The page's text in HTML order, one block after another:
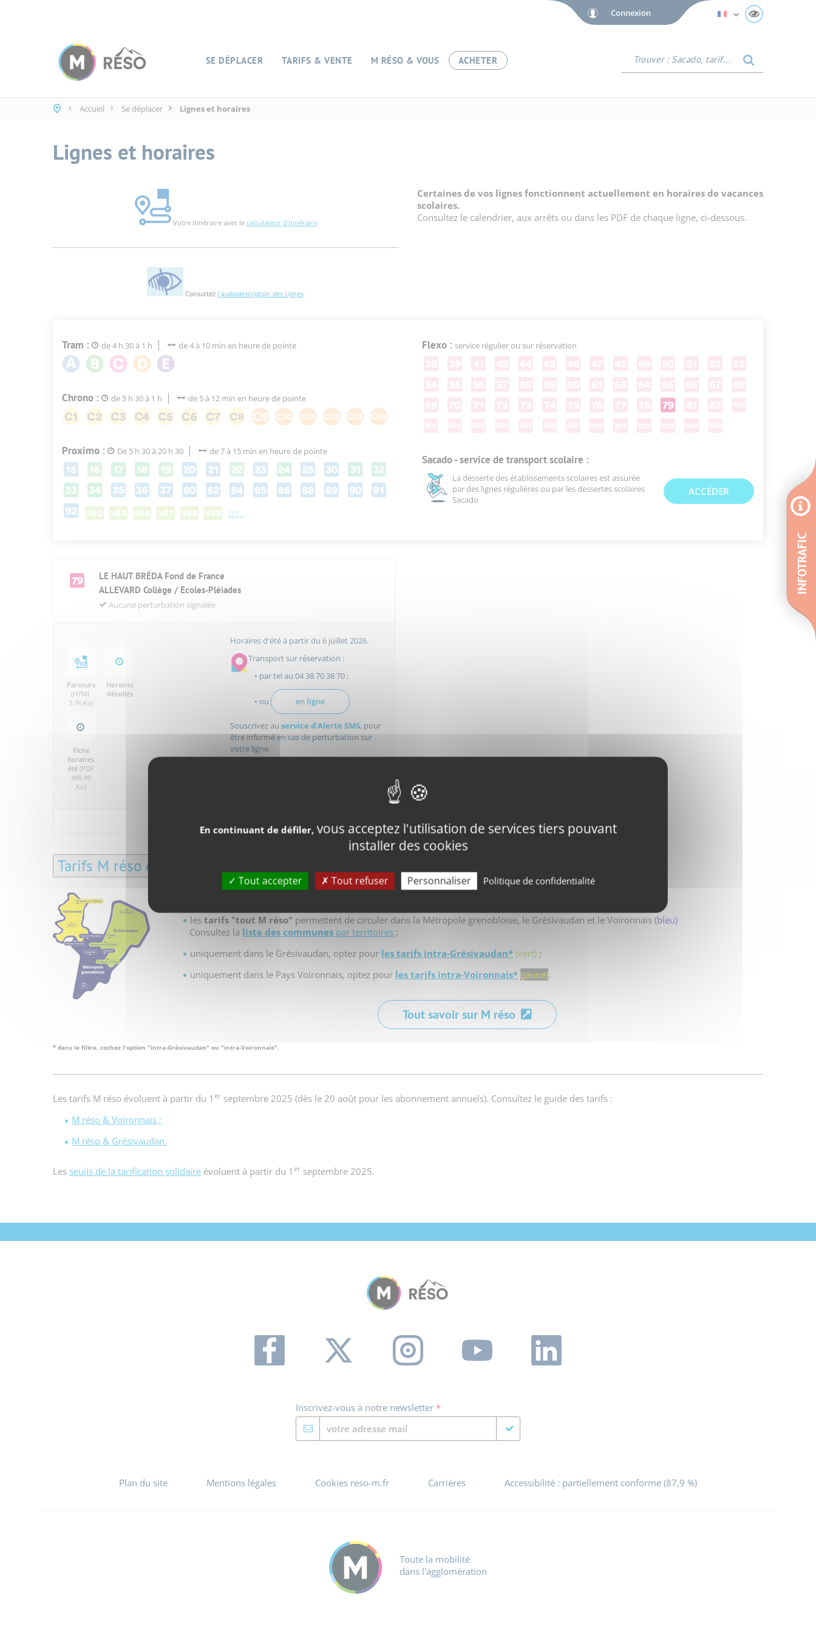
Connexion Afficher
SE DÉPLACER TARIFS & VENTE M RÉSO & VOUS ACHETER
Sacado,
INFOTRAFIC
Accueil Se déplacer Lignes et horaires
Lignes et horaires
Votre itinéraire avec le calculateur d'itinéraire
Consultez l'audiodescription des lignes.
Certaines de vos lignes fonctionnent actuellement en horaires de vacances
scolaires.
Consultez le calendrier, aux arrêts ou dans les PDF de chaque ligne, ci-dessous.
Tram : de 4 h 30 à 1 h de 4 à 10 min en heure de pointe
Chrono : de 5 h 30 à 1 h de 5 à 12 min en heure de pointe
Proximo : De 5 h 30 à 20 h 30 de 7 à 15 min en heure de pointe
Flexo : service régulier ou sur réservation
Sacado - service de transport scolaire :
La desserte des établissements scolaires est assurée
par des lignes régulières ou par les dessertes scolaires
Sacado
ACCÉDER
LE HAUT BRÉDA Fond de France
ALLEVARD Collège / Ecoles-Pléiades
Aucune perturbation signalée
Parcours
(HTML
3.76 Ko)
Horaires
détaillés
Fiche
horaires
été (PDF
488.49
Ko)
Horaires d'été à partir du 6 juillet 2026.
Transport sur réservation :
• par tel au 04 38 70 38 70 ;
• ou en ligne
Souscrivez auservice d'Alerte SMS, pour
être informé en cas de perturbation sur
votre ligne.
Tarifs M réso et territoires Grésivaudan et Voironnais, au 1er sept. 2025
les tarifs "tout M réso" permettent de circuler dans la Métropole grenobloise, le Grésivaudan et le Voironnais(bleu)
Consultez la liste des communes par territoires ;
uniquement dans le Grésivaudan, optez pour les tarifs intra-Grésivaudan* (vert) ;
uniquement dans le Pays Voironnais, optez pour les tarifs intra-Voironnais* (jaune).
Tout savoir sur M réso
* dans le filtre, cochez l'option "intra-Grésivaudan" ou "intra-Voironnais".
Les tarifs M réso évoluent à partir du 1 er septembre 2025 (dès le 20 août pour les abonnement annuels). Consultez le guide des tarifs :
M réso & Voironnais ;
M réso & Grésivaudan.
Les seuils de la tarification solidaire évoluent à partir du 1 er septembre 2025.
Inscrivez-vous à notre newsletter *
Plan du site Mentions légales Cookies reso-m.fr Carrières Accessibilité : partiellement conforme (87,9 %)
Toute la mobilité
dans l'agglomération
En continuant de défiler, vous acceptez l'utilisation de services tiers pouvant
installer des cookies
Tout accepter Tout refuser Personnaliser Politique de confidentialité